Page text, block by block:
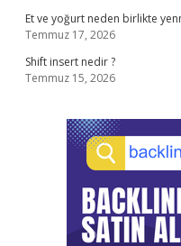
Et ve yoğurt neden birlikte
Temmuz 17, 2026
Shift insert nedir ?
Temmuz 15, 2026